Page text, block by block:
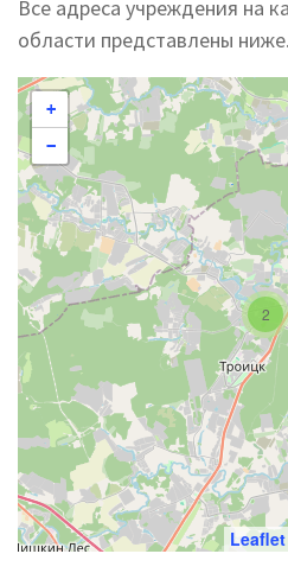
Все адреса учреждения на
области представлены ниже.
2
+
−
Leaflet